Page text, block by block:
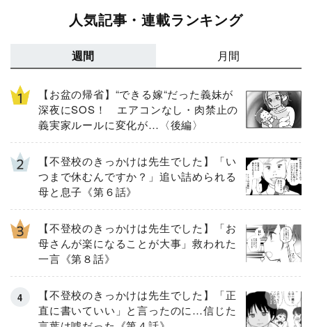
人気記事・連載ランキング
週間 月間
【お盆の帰省】“できる嫁“だった義妹が
深夜にSOS！ エアコンなし・肉禁止の
義実家ルールに変化が…〈後編〉
【不登校のきっかけは先生でした】「い
つまで休むんですか？」追い詰められる
母と息子《第６話》
【不登校のきっかけは先生でした】「お
母さんが楽になることが大事」救われた
一言《第８話》
【不登校のきっかけは先生でした】「正
直に書いていい」と言ったのに…信じた